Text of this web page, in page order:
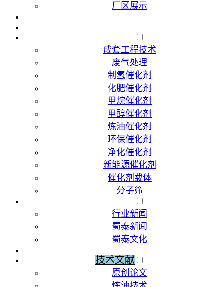
厂区展示
成套工程技术
废气处理
制氢催化剂
化肥催化剂
甲烷催化剂
甲醇催化剂
炼油催化剂
环保催化剂
净化催化剂
新能源催化剂
催化剂载体
分子筛
行业新闻
蜀泰新闻
蜀泰文化
技术文献
原创论文